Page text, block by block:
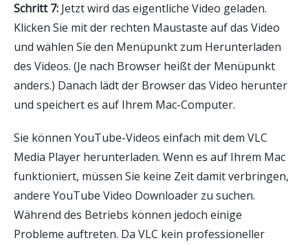
Schritt 7: Jetzt wird das eigentliche Video geladen.
Klicken Sie mit der rechten Maustaste auf das Video
und wählen Sie den Menüpunkt zum Herunterladen
des Videos. (Je nach Browser heißt der Menüpunkt
anders.) Danach lädt der Browser das Video herunter
und speichert es auf Ihrem Mac-Computer.
Sie können YouTube-Videos einfach mit dem VLC
Media Player herunterladen. Wenn es auf Ihrem Mac
funktioniert, müssen Sie keine Zeit damit verbringen,
andere YouTube Video Downloader zu suchen.
Während des Betriebs können jedoch einige
Probleme auftreten. Da VLC kein professioneller